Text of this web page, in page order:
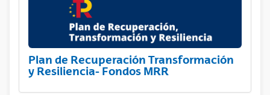
Plan de Recuperación Transformación
y Resiliencia- Fondos MRR